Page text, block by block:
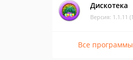
Дискотека
Версия: 1.1.11
Все